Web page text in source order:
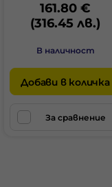
161.80 €
(316.45 лв.)
В наличност
Добави в количка
За сравнение